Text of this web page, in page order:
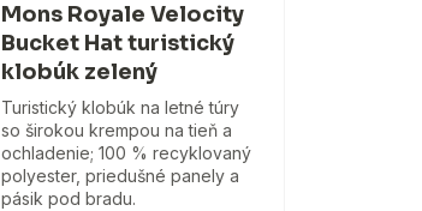
Mons Royale Velocity
Bucket Hat turistický
klobúk zelený
Turistický klobúk na letné túry
so širokou krempou na tieň a
ochladenie; 100 % recyklovaný
polyester, priedušné panely a
pásik pod bradu.